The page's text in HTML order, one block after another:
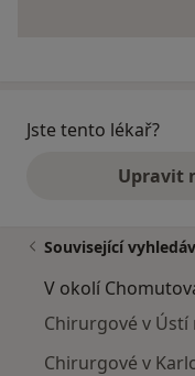
Jste tento lékař?
Upravit
Související
V okolí
Chirurgové v Ústí
Chirurgové v